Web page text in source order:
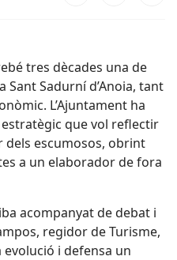
tres dècades una de
Sant Sadurní d’Anoia, tant
L’Ajuntament ha
que vol reflectir
escumosos, obrint
a un elaborador de fora
acompanyat de debat i
regidor de Turisme,
evolució i defensa un